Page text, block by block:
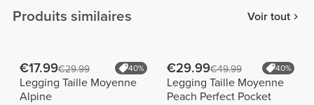
Produits similaires Voir tout
€17.99€29.99 40%
Legging Taille Moyenne
Alpine
€29.99€49.99 40%
Legging Taille Moyenne
Peach Perfect Pocket